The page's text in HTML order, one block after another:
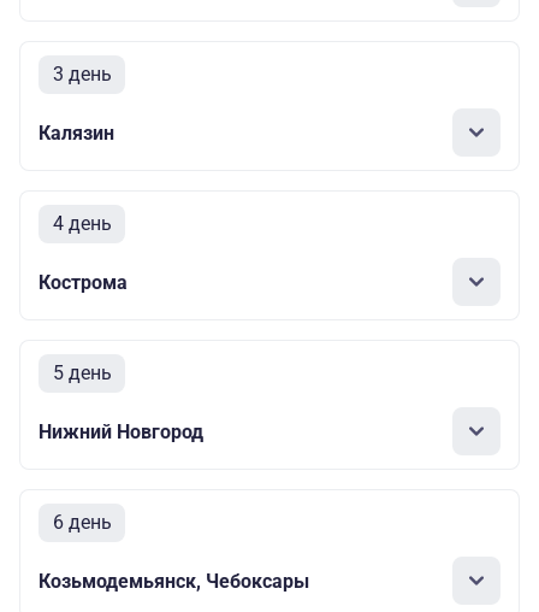
3 день
Калязин
4 день
Кострома
5 день
Нижний Новгород
6 день
Козьмодемьянск, Чебоксары